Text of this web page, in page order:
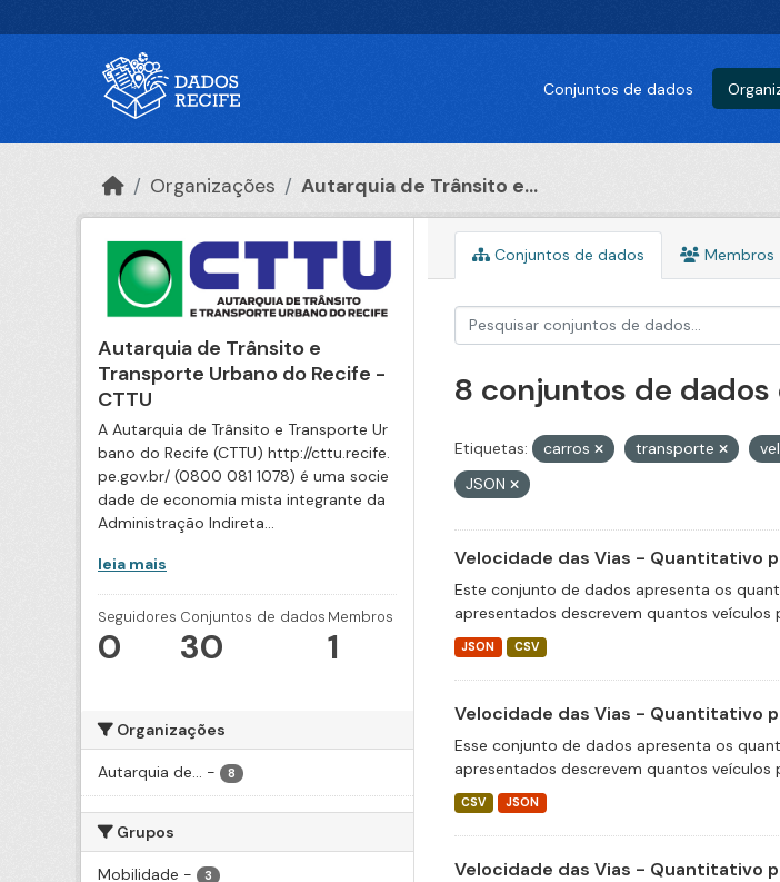
Conjuntos de dados
Organizações Autarquia de Trânsito e...
Autarquia de Trânsito e
Transporte Urbano do Recife -
CTTU
A Autarquia de Trânsito e Transporte Ur
bano do Recife (CTTU) http://cttu.recife.
pe.gov.br/ (0800 081 1078) é uma socie
dade de economia mista integrante da
Administração Indireta...
leia mais
Seguidores
0
Conjuntos de dados
30
Membros
1
Organizações
Autarquia de... - 8
Grupos
Mobilidade - 3
Conjuntos de dados Membros
8 conjuntos de
Etiquetas: carros transporte
JSON
Velocidade das Vias - Quantitativo
Este conjunto de dados apresenta os
apresentados descrevem quantos veículos
JSON CSV
Velocidade das Vias - Quantitativo
Esse conjunto de dados apresenta os
apresentados descrevem quantos veículos
CSV JSON
Velocidade das Vias - Quantitativo